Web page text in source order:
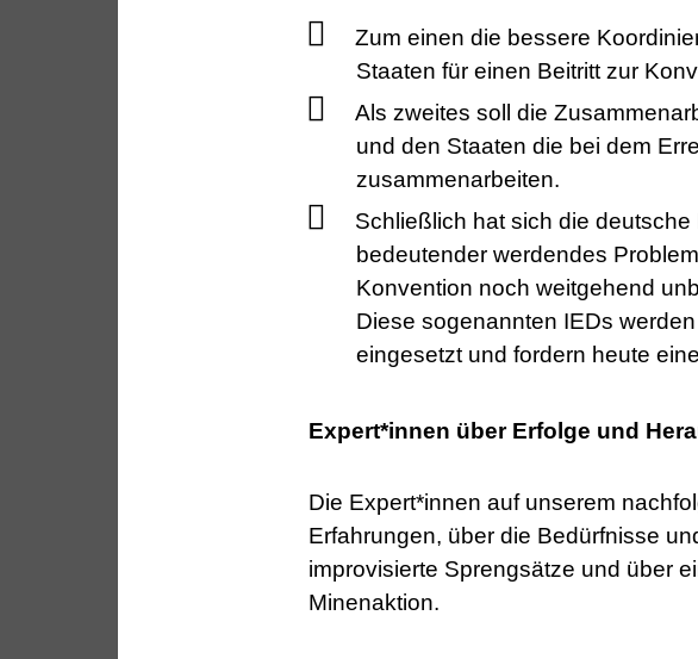
Zum einen die bessere
Staaten für einen Beitritt zur
Als zweites soll die
und den Staaten die bei dem
zusammenarbeiten.
Schließlich hat sich die
bedeutender werdendes
Konvention noch weitgehend
Diese sogenannten IEDs
eingesetzt und fordern heute
Expert*innen über Erfolge und
Die Expert*innen auf unserem
Erfahrungen, über die Bedürfnisse
improvisierte Sprengsätze und über
Minenaktion.